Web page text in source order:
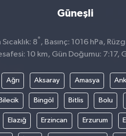
Güneşli
8° , Basınç: 1016 hPa,
10 km, Gün Doğumu: 7:17,
Ağrı Aksaray Amasya
Bilecik Bingöl Bitlis Bolu
Elazığ Erzincan Erzurum